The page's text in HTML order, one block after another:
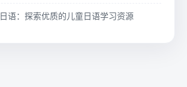
语：探索优质的儿童日语学习资源